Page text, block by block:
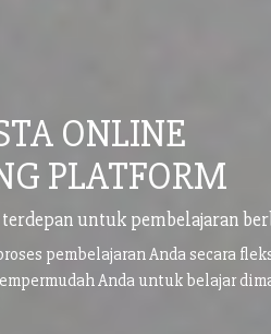
ONLINE
PLATFORM
untuk pembelajaran
pembelajaran Anda secara
Anda untuk belajar